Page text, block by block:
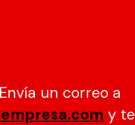
un correo a
y te